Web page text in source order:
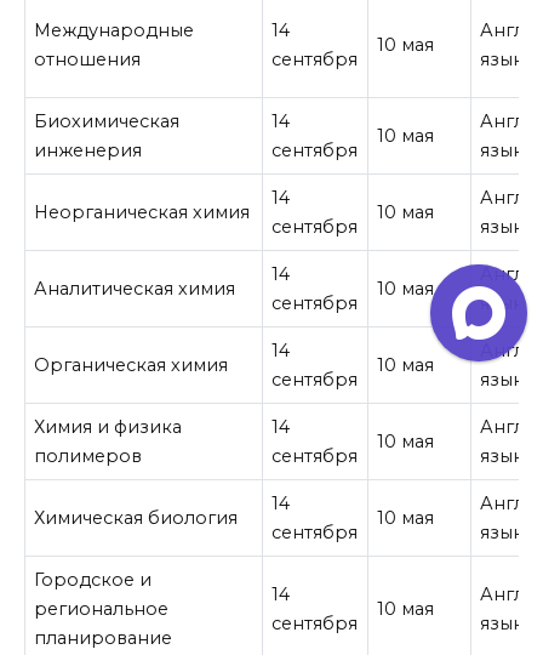
Международные
отношения
14
сентября
10 мая
язык
Биохимическая
инженерия
14
сентября
10 мая
язык
Неорганическая химия
14
сентября
10 мая
язык
Аналитическая химия
14
сентября
10 мая
язык
Органическая химия
14
сентября
10 мая
язык
Химия и физика
полимеров
14
сентября
10 мая
язык
Химическая биология
14
сентября
10 мая
язык
Городское и
региональное
планирование
14
сентября
10 мая
язык